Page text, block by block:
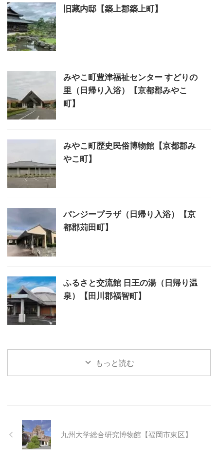
旧藏内邸【築上郡築上町】
みやこ町豊津福祉センター すどりの
里（日帰り入浴）【京都郡みやこ
町】
みやこ町歴史民俗博物館【京都郡み
やこ町】
パンジープラザ（日帰り入浴）【京
都郡苅田町】
ふるさと交流館 日王の湯（日帰り温
泉）【田川郡福智町】
もっと読む
九州大学総合研究博物館【福岡市東区】